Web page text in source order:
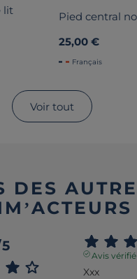
lit
Pied central
25,00 €
Français
Voir tout
DES
5
Avis vérifié
Xxx